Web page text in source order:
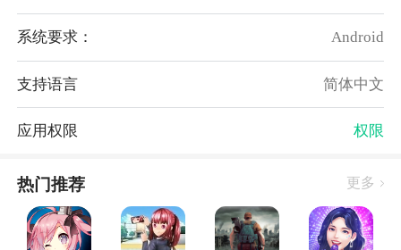
游戏玩法
1、多个章节，每个章节都有独立的情节，都是息息相
2、执行一系列游戏任务，不断与他们解锁更多隐藏的
剧情线，感受新的爱情开发游戏体验。
游戏评论
1、当摄影师的女孩在月老寺的冒险中失去了情感记
系统要求： Android
支持语言 简体中文
应用权限 权限
热门推荐 更多